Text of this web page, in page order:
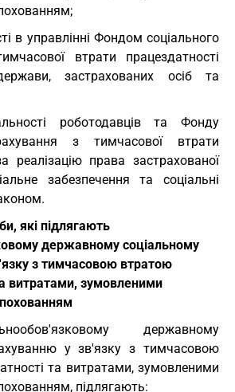
в управлінні Фондом соціального
втрати працездатності
застрахованих осіб та
роботодавців та Фонду
з тимчасової втрати
реалізацію права застрахованої
забезпечення та соціальні
які підлягають
державному соціальному
з тимчасовою втратою
витратами, зумовленими
державному
у зв'язку з тимчасовою
та витратами, зумовленими
підлягають: